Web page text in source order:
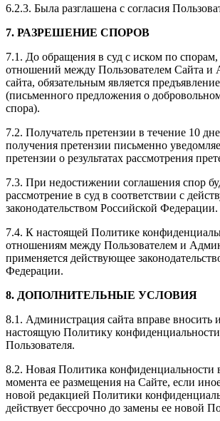
6.2.3. Была разглашена с согласия
7. РАЗРЕШЕНИЕ СПОРОВ
7.1. До обращения в суд с иском по
отношений между Пользователем Сайта и
сайта, обязательным является
(письменного предложения о
спора).
7.2. Получатель претензии в течение 10
получения претензии письменно
претензии о результатах рассмотрения
7.3. При недостижении соглашения спор
рассмотрение в суд в соответствии с
законодательством Российской Федерации.
7.4. К настоящей Политике
отношениям между Пользователем и
применяется действующее
Федерации.
8. ДОПОЛНИТЕЛЬНЫЕ УСЛОВИЯ
8.1. Администрация сайта вправе вносить
настоящую Политику конфиденциальности
Пользователя.
8.2. Новая Политика конфиденциальности
момента ее размещения на Сайте, если
новой редакцией Политики
действует бессрочно до замены ее новой